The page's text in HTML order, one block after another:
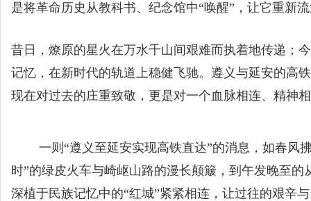
是将革命历史从教科书、纪念馆中“唤醒”，让它重新
昔日，燎原的星火在万水千山间艰难而执着地传递；
记忆，在新时代的轨道上稳健飞驰。遵义与延安的高
现在对过去的庄重致敬，更是对一个血脉相连、精神
一则“遵义至延安实现高铁直达”的消息，如春风拂
时”的绿皮火车与崎岖山路的漫长颠簸，到午发晚至
深植于民族记忆中的“红城”紧紧相连，让过往的艰辛